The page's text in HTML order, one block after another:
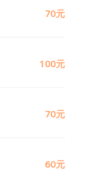
70元
100元
70元
60元